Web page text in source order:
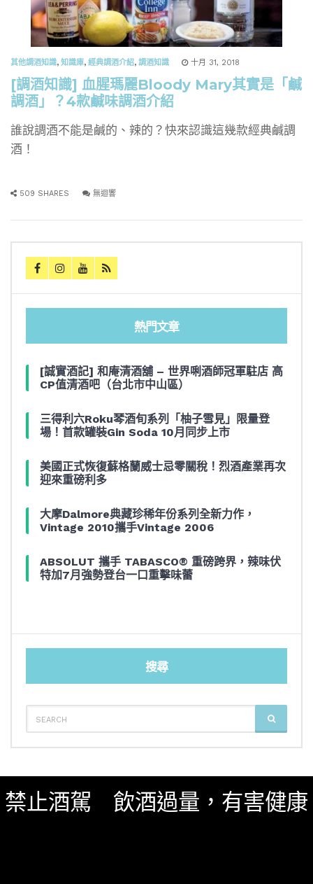
其他調酒知識, 知識庫, 經典調酒介紹, 調酒知識 十月 31, 2018
[調酒知識] 血腥瑪麗Bloody Mary其實是「鹹
調酒」？4款鹹味調酒介紹
誰說調酒不能是鹹的、辣的？快來認識這幾款經典鹹調
酒！
509 SHARES 無迴響
熱門文章
[誠實酒記] 和庵清酒舖 – 世界唎酒師冠軍駐店 高
CP值清酒吧（台北市中山區）
三得利六Roku琴酒旬系列「柚子雪見」限量登
場！首款罐裝Gin Soda 10月同步上市
美國正式恢復蘇格蘭威士忌零關稅！烈酒產業再次
迎來重磅利多
大摩Dalmore典藏珍稀年份系列全新力作，
Vintage 2010攜手Vintage 2006
ABSOLUT 攜手 TABASCO® 重磅跨界，辣味伏
特加7月強勢登台一口重擊味蕾
搜尋
SEARCH
FOR:
SEARCH
影音內容 新鮮貨 一飲商店
禁止酒駕 飲酒過量，有害健康